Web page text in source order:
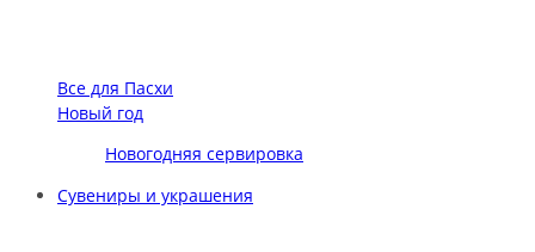
Все для Пасхи
Новый год
Новогодняя сервировка
Сувениры и украшения